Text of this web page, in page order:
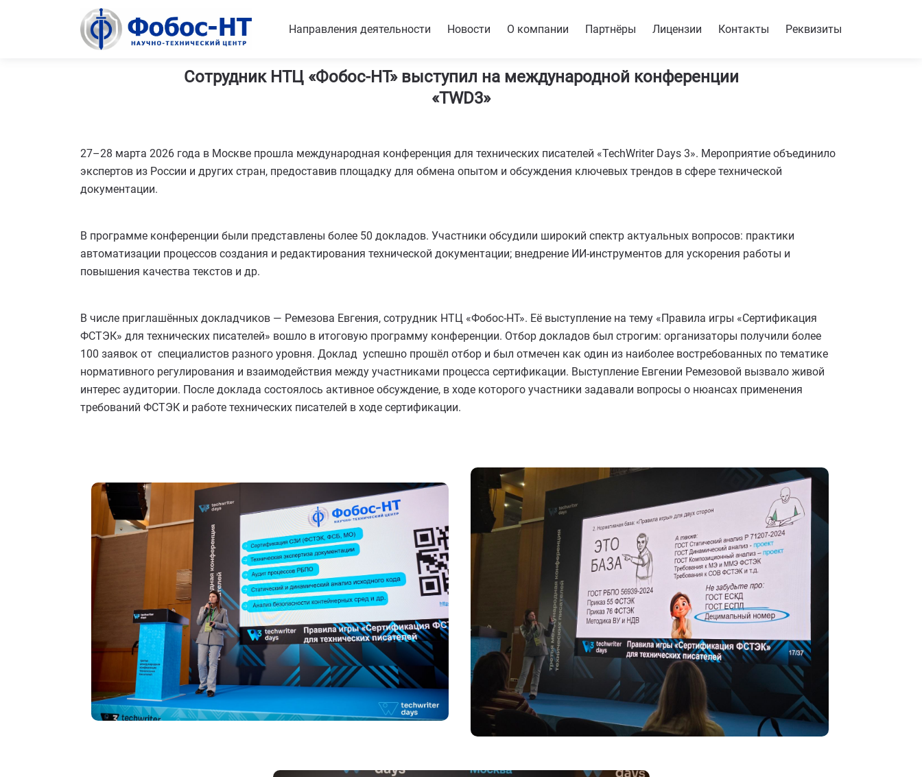
Направления деятельности Новости О компании Партнёры Лицензии Контакты Реквизиты
Сотрудник НТЦ «Фобос-НТ» выступил на международной конференции
«TWD3»
27–28 марта 2026 года в Москве прошла международная конференция для технических писателей «TechWriter Days 3». Мероприятие объединило
экспертов из России и других стран, предоставив площадку для обмена опытом и обсуждения ключевых трендов в сфере технической
документации.
В программе конференции были представлены более 50 докладов. Участники обсудили широкий спектр актуальных вопросов: практики
автоматизации процессов создания и редактирования технической документации; внедрение ИИ‑инструментов для ускорения работы и
повышения качества текстов и др.
В числе приглашённых докладчиков — Ремезова Евгения, сотрудник НТЦ «Фобос‑НТ». Её выступление на тему «Правила игры «Сертификация
ФСТЭК» для технических писателей» вошло в итоговую программу конференции. Отбор докладов был строгим: организаторы получили более
100 заявок от специалистов разного уровня. Доклад успешно прошёл отбор и был отмечен как один из наиболее востребованных по тематике
нормативного регулирования и взаимодействия между участниками процесса сертификации. Выступление Евгении Ремезовой вызвало живой
интерес аудитории. После доклада состоялось активное обсуждение, в ходе которого участники задавали вопросы о нюансах применения
требований ФСТЭК и работе технических писателей в ходе сертификации.